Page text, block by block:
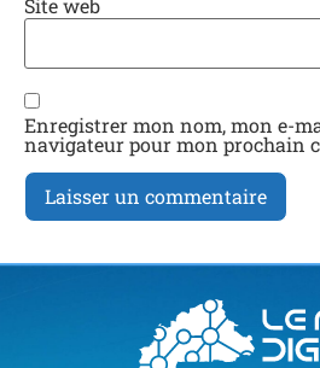
Site web
Enregistrer mon nom, mon e-
navigateur pour mon prochain